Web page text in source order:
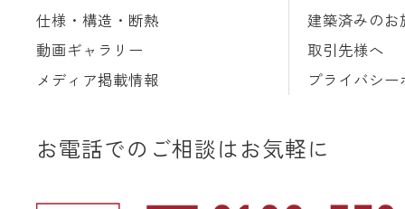
仕様・構造・断熱
動画ギャラリー
メディア掲載情報
建築済みのお
取引先様へ
プライバシー
お電話でのご相談はお気軽に